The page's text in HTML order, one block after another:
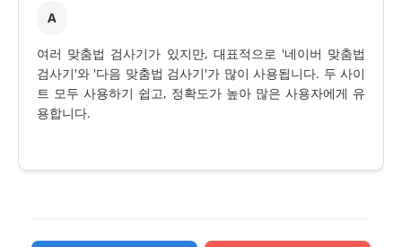
A
여러 맞춤법 검사기가 있지만, 대표적으로 '네이버 맞춤법
검사기'와 '다음 맞춤법 검사기'가 많이 사용됩니다. 두 사이
트 모두 사용하기 쉽고, 정확도가 높아 많은 사용자에게 유
용합니다.